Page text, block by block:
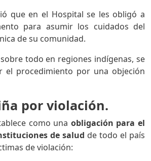
que en el Hospital se les obligó a
para asumir los cuidados del
de su comunidad.
todo en regiones indígenas, se
el procedimiento por una objeción
por violación.
como una obligación para el
de salud de todo el país
de violación: